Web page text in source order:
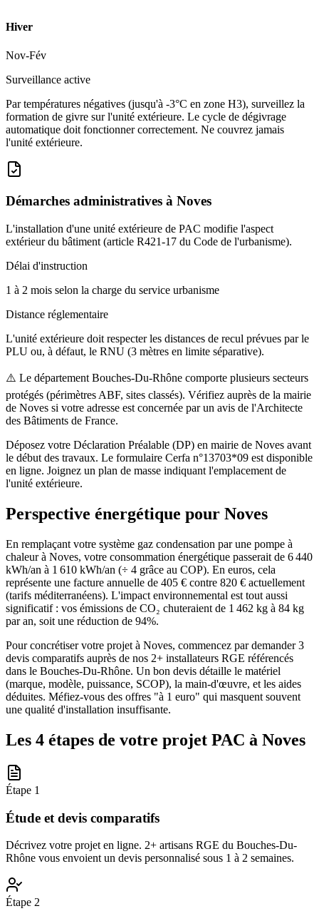
Hiver
Nov-Fév
Surveillance active
Par températures négatives (jusqu'à -3°C en zone H3), surveillez la
formation de givre sur l'unité extérieure. Le cycle de dégivrage
automatique doit fonctionner correctement. Ne couvrez jamais
l'unité extérieure.
Démarches administratives à Noves
L'installation d'une unité extérieure de PAC modifie l'aspect
extérieur du bâtiment (article R421-17 du Code de l'urbanisme).
Délai d'instruction
1 à 2 mois selon la charge du service urbanisme
Distance réglementaire
L'unité extérieure doit respecter les distances de recul prévues par le
PLU ou, à défaut, le RNU (3 mètres en limite séparative).
⚠️ Le département Bouches-Du-Rhône comporte plusieurs secteurs
protégés (périmètres ABF, sites classés). Vérifiez auprès de la mairie
de Noves si votre adresse est concernée par un avis de l'Architecte
des Bâtiments de France.
Déposez votre Déclaration Préalable (DP) en mairie de Noves avant
le début des travaux. Le formulaire Cerfa n°13703*09 est disponible
en ligne. Joignez un plan de masse indiquant l'emplacement de
l'unité extérieure.
Perspective énergétique pour Noves
En remplaçant votre système gaz condensation par une pompe à
chaleur à Noves, votre consommation énergétique passerait de 6 440
kWh/an à 1 610 kWh/an (÷ 4 grâce au COP). En euros, cela
représente une facture annuelle de 405 € contre 820 € actuellement
(tarifs méditerranéens). L'impact environnemental est tout aussi
significatif : vos émissions de CO₂ chuteraient de 1 462 kg à 84 kg
par an, soit une réduction de 94%.
Pour concrétiser votre projet à Noves, commencez par demander 3
devis comparatifs auprès de nos 2+ installateurs RGE référencés
dans le Bouches-Du-Rhône. Un bon devis détaille le matériel
(marque, modèle, puissance, SCOP), la main-d'œuvre, et les aides
déduites. Méfiez-vous des offres "à 1 euro" qui masquent souvent
une qualité d'installation insuffisante.
Les 4 étapes de votre projet PAC à Noves
Étape 1
Étude et devis comparatifs
Décrivez votre projet en ligne. 2+ artisans RGE du Bouches-Du-
Rhône vous envoient un devis personnalisé sous 1 à 2 semaines.
Étape 2